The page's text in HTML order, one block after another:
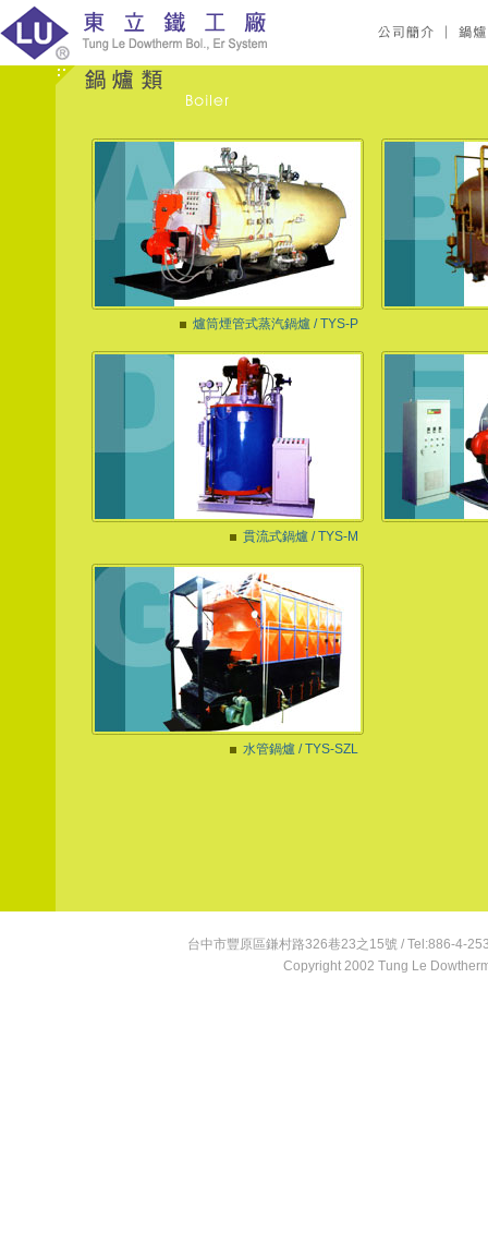
爐筒煙管式蒸汽鍋爐 / TYS-P
貫流式鍋爐 / TYS-M
水管鍋爐 / TYS-SZL
台中市豐原區鎌村路326巷23之15號 / Tel:886-4-
Copyright 2002 Tung Le